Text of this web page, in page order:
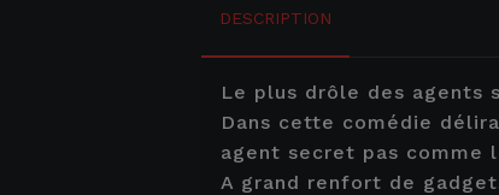
DESCRIPTION
Le plus drôle des agents
Dans cette comédie
agent secret pas comme
A grand renfort de